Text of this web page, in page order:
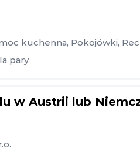
kuchenna, Pokojówki,
pary
w Austrii lub